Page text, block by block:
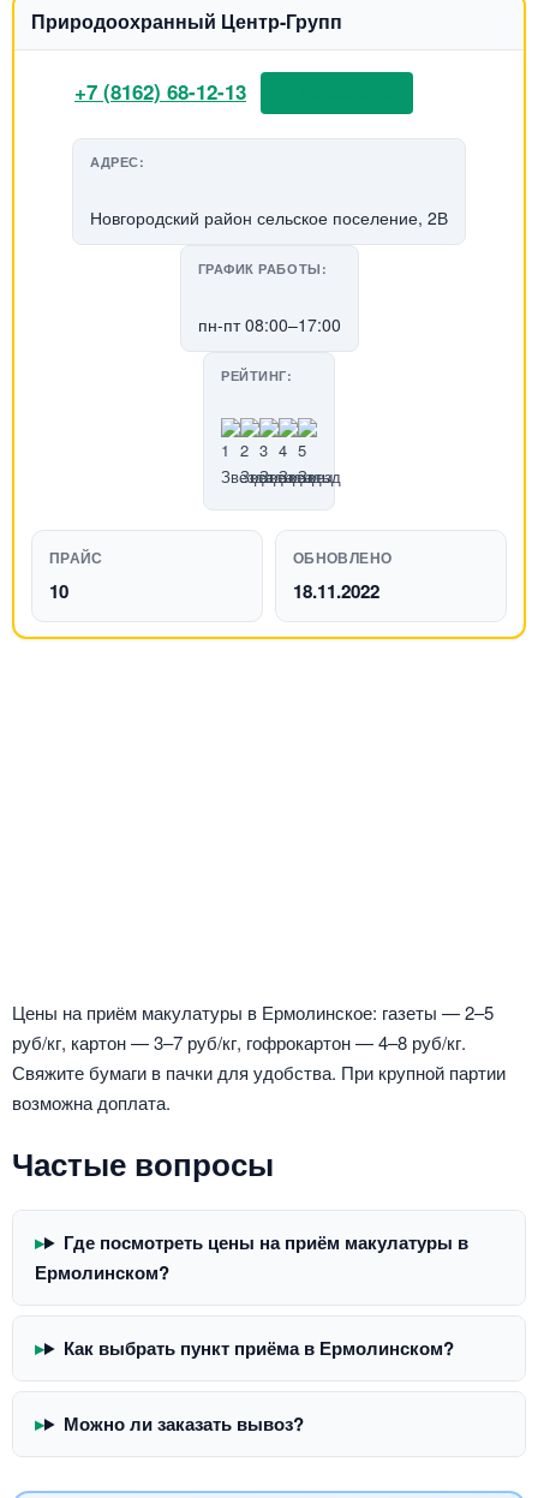
Природоохранный Центр-Групп
+7 (8162) 68-12-13
АДРЕС:
Новгородский район сельское поселение, 2В
ГРАФИК РАБОТЫ:
пн-пт 08:00–17:00
РЕЙТИНГ:
ПРАЙС
10
ОБНОВЛЕНО
18.11.2022
Цены на приём макулатуры в Ермолинское: газеты — 2–5
руб/кг, картон — 3–7 руб/кг, гофрокартон — 4–8 руб/кг.
Свяжите бумаги в пачки для удобства. При крупной партии
возможна доплата.
Частые вопросы
Где посмотреть цены на приём макулатуры в
Ермолинском?
Как выбрать пункт приёма в Ермолинском?
Можно ли заказать вывоз?